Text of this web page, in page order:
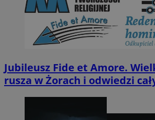
Jubileusz Fide et Amore.
rusza w Żorach i odwiedzi